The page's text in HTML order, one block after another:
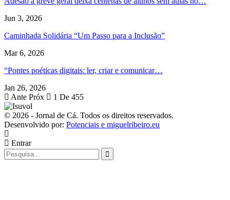
Jun 3, 2026
Caminhada Solidária “Um Passo para a Inclusão”
Mar 6, 2026
“Pontes poéticas digitais: ler, criar e comunicar…
Jan 26, 2026
Ante Próx 1 De 455
© 2026 - Jornal de Cá. Todos os direitos reservados.
Desenvolvido por: Potenciais e miguelribeiro.eu
Entrar